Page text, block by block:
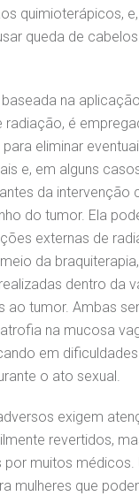
quimioterápicos, e,
queda de cabelos.
na
radiação, é
eliminar
e, em alguns
da intervenção
do tumor. Ela
externas de
da
dentro da
ao tumor. Ambas
na mucosa
em
o ato sexual.
exigem
revertidos,
por muitos médicos.
mulheres que